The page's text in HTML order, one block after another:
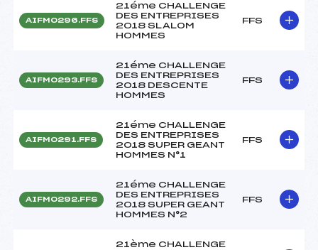
AIFM0296.FFS
21éme CHALLENGE
DES ENTREPRISES
2018 SLALOM
HOMMES
FFS
AIFM0293.FFS
21éme CHALLENGE
DES ENTREPRISES
2018 DESCENTE
HOMMES
FFS
AIFM0291.FFS
21éme CHALLENGE
DES ENTREPRISES
2018 SUPER GEANT
HOMMES N°1
FFS
AIFM0292.FFS
21éme CHALLENGE
DES ENTREPRISES
2018 SUPER GEANT
HOMMES N°2
FFS
21ème CHALLENGE